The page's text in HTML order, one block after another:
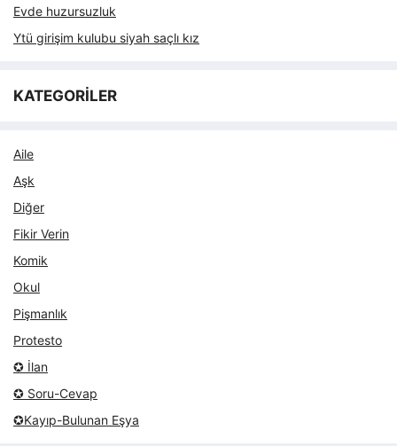
Evde huzursuzluk
Ytü girişim kulubu siyah saçlı kız
KATEGORİLER
Aile
Aşk
Diğer
Fikir Verin
Komik
Okul
Pişmanlık
Protesto
✪ İlan
✪ Soru-Cevap
✪Kayıp-Bulunan Eşya